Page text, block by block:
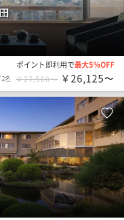
ポイント即利用で最大5％OFF
2名 ￥27,500〜 ￥26,125〜